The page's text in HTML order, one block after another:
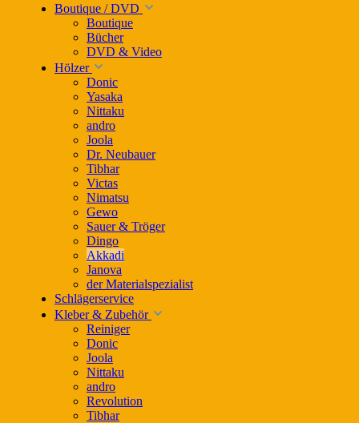
Boutique / DVD
Boutique
Bücher
DVD & Video
Hölzer
Donic
Yasaka
Nittaku
andro
Joola
Dr. Neubauer
Tibhar
Victas
Nimatsu
Gewo
Sauer & Tröger
Dingo
Akkadi
Janova
der Materialspezialist
Schlägerservice
Kleber & Zubehör
Reiniger
Donic
Joola
Nittaku
andro
Revolution
Tibhar